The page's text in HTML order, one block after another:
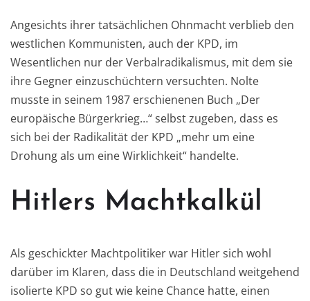
Angesichts ihrer tatsächlichen Ohnmacht verblieb den
westlichen Kommunisten, auch der KPD, im
Wesentlichen nur der Verbalradikalismus, mit dem sie
ihre Gegner einzuschüchtern versuchten. Nolte
musste in seinem 1987 erschienenen Buch „Der
europäische Bürgerkrieg…“ selbst zugeben, dass es
sich bei der Radikalität der KPD „mehr um eine
Drohung als um eine Wirklichkeit“ handelte.
Hitlers Machtkalkül
Als geschickter Machtpolitiker war Hitler sich wohl
darüber im Klaren, dass die in Deutschland weitgehend
isolierte KPD so gut wie keine Chance hatte, einen